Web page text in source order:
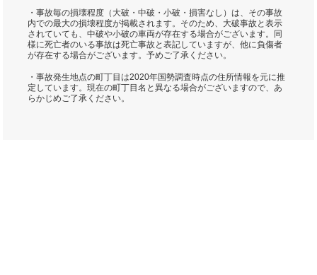
・事故毎の損壊程度（大破・中破・小破・損害なし）は、その事故
内での最大の損壊程度が掲載されます。そのため、大破事故と表示
されていても、中破や小破の車両が存在する場合がございます。同
様に死亡者のいる事故は死亡事故と表記していますが、他に負傷者
が存在する場合がございます。予めご了承ください。
・事故発生地点の町丁目は2020年国勢調査時点の住所情報を元に推
定しています。現在の町丁目名と異なる場合がございますので、あ
らかじめご了承ください。